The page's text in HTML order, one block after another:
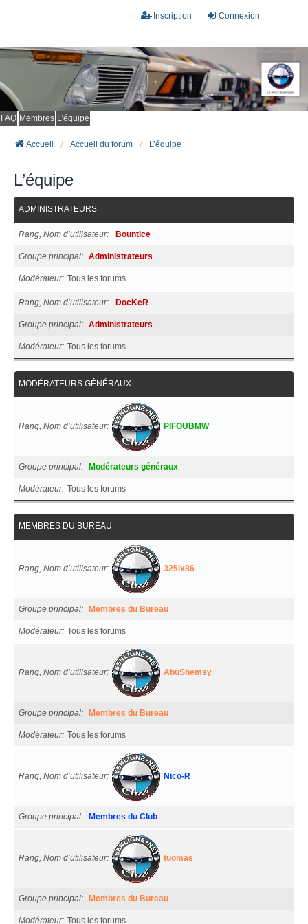
Connexion
Inscription
FAQ Membres L’équipe
Accueil Accueil du forum L’équipe
L’équipe
ADMINISTRATEURS
Rang, Nom d’utilisateur Bountice
Groupe principal Administrateurs
Modérateur Tous les forums
Rang, Nom d’utilisateur DocKeR
Groupe principal Administrateurs
Modérateur Tous les forums
MODÉRATEURS GÉNÉRAUX
Rang, Nom d’utilisateur PIFOUBMW
Groupe principal Modérateurs généraux
Modérateur Tous les forums
MEMBRES DU BUREAU
Rang, Nom d’utilisateur 325ix86
Groupe principal Membres du Bureau
Modérateur Tous les forums
Rang, Nom d’utilisateur AbuShemsy
Groupe principal Membres du Bureau
Modérateur Tous les forums
Rang, Nom d’utilisateur Nico-R
Groupe principal Membres du Club
Rang, Nom d’utilisateur tuomas
Groupe principal Membres du Bureau
Modérateur Tous les forums